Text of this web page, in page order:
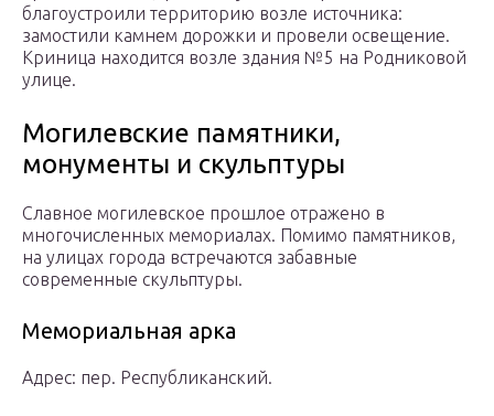
благоустроили территорию возле источника:
замостили камнем дорожки и провели освещение.
Криница находится возле здания №5 на Родниковой
улице.
Могилевские памятники,
монументы и скульптуры
Славное могилевское прошлое отражено в
многочисленных мемориалах. Помимо памятников,
на улицах города встречаются забавные
современные скульптуры.
Мемориальная арка
Адрес: пер. Республиканский.